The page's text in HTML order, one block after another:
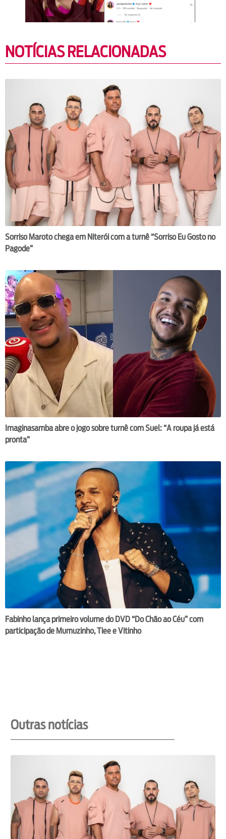
NOTÍCIAS RELACIONADAS
Sorriso Maroto chega em Niterói com a turnê “Sorriso Eu Gosto no
Pagode”
Imaginasamba abre o jogo sobre turnê com Suel: “A roupa já está
pronta”
Fabinho lança primeiro volume do DVD “Do Chão ao Céu” com
participação de Mumuzinho, Tiee e Vitinho
Outras notícias